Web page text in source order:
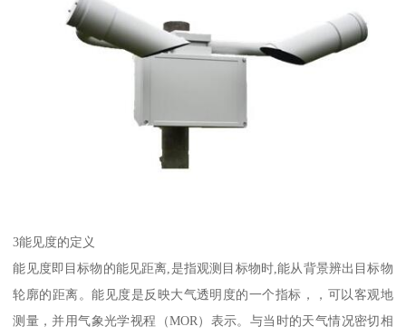
3能见度的定义
能见度即目标物的能见距离,是指观测目标物时,能从背景辨出目标物
轮廓的距离。能见度是反映大气透明度的一个指标，，可以客观地
测量，并用气象光学视程（MOR）表示。与当时的天气情况密切相